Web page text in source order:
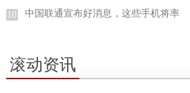
10 中国联通宣布好消息，这些手机将率
滚动资讯